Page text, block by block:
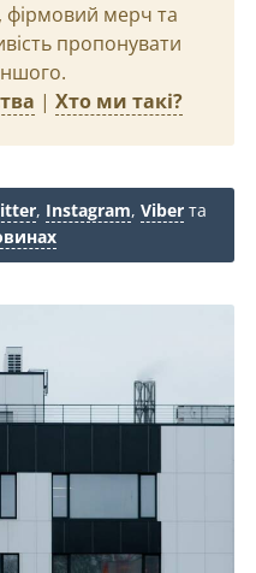
фірмовий мерч та
пропонувати
| Хто ми такі?
, Instagram, Viber та